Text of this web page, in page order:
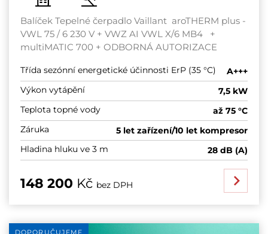
Balíček Tepelné čerpadlo Vaillant aroTHERM plus -
VWL 75 / 6 230 V + VWZ AI VWL X/6 MB4 +
multiMATIC 700 + ODBORNÁ AUTORIZACE
Třída sezónní energetické účinnosti ErP (35 °C)
A+++
Výkon vytápění
7,5 kW
Teplota topné vody
až 75 °C
Záruka
5 let zařízení/10 let kompresor
Hladina hluku ve 3 m
28 dB (A)
148 200 Kč bez DPH